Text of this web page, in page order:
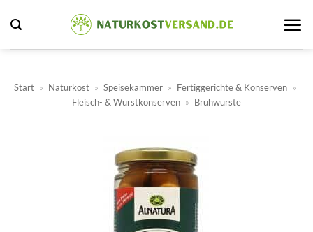
Inhalt
springen
Start » Naturkost » Speisekammer » Fertiggerichte & Konserven »
Fleisch- & Wurstkonserven » Brühwürste